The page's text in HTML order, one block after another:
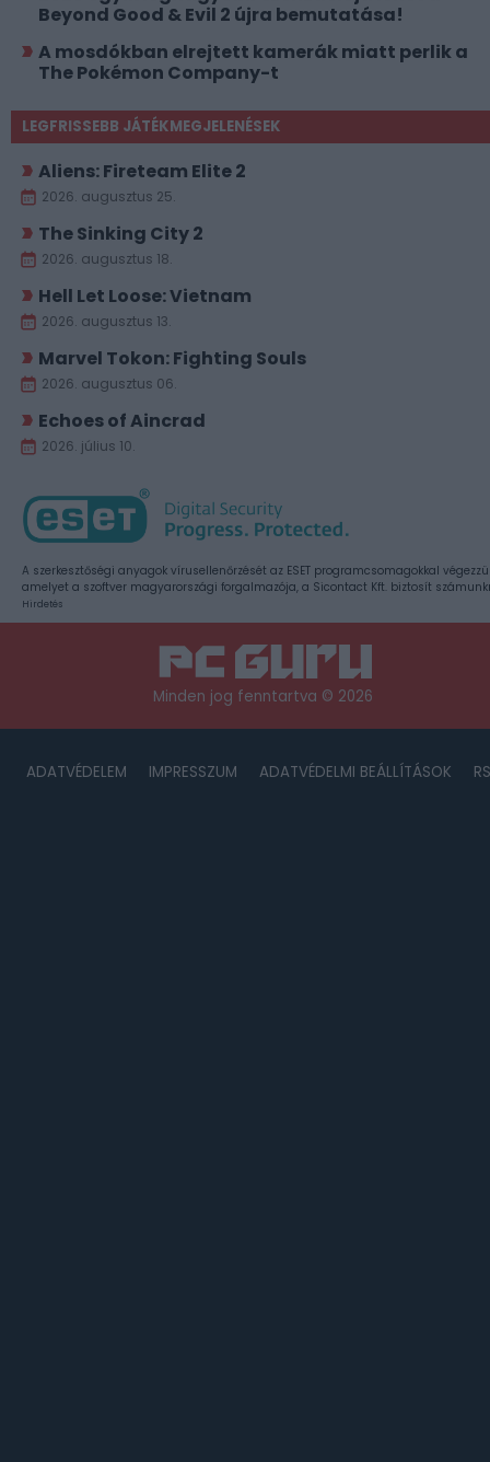
Beyond Good & Evil 2 újra bemutatása!
A mosdókban elrejtett kamerák miatt perlik a
The Pokémon Company-t
LEGFRISSEBB JÁTÉKMEGJELENÉSEK
Aliens: Fireteam Elite 2
2026. augusztus 25.
The Sinking City 2
2026. augusztus 18.
Hell Let Loose: Vietnam
2026. augusztus 13.
Marvel Tokon: Fighting Souls
2026. augusztus 06.
Echoes of Aincrad
2026. július 10.
A szerkesztőségi anyagok vírusellenőrzését az ESET programcsomagokkal
amelyet a szoftver magyarországi forgalmazója, a Sicontact Kft. biztosít
Hirdetés
Minden jog fenntartva © 2026
ADATVÉDELEM IMPRESSZUM ADATVÉDELMI BEÁLLÍTÁSOK